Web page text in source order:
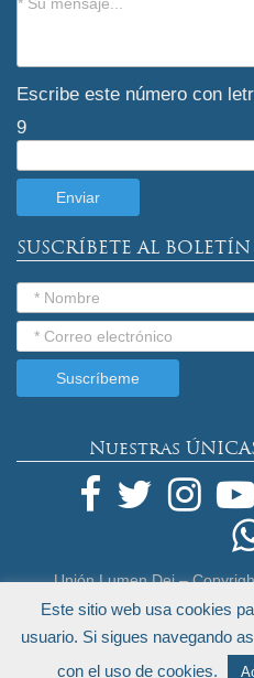
Escribe este número con
9
SUSCRÍBETE AL BOLETÍN
Nuestras
Unión Lumen Dei –
Términos Legales y
Este sitio web usa cookies
usuario. Si sigues navegando
con el uso de cookies.